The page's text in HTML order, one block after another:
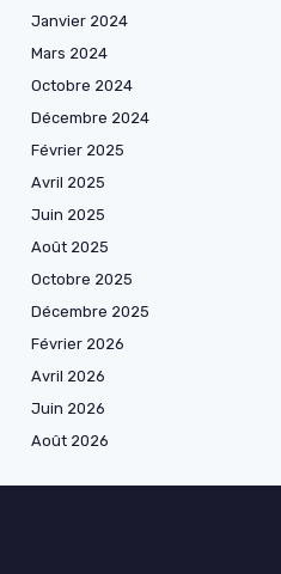
Janvier 2024
Mars 2024
Octobre 2024
Décembre 2024
Février 2025
Avril 2025
Juin 2025
Août 2025
Octobre 2025
Décembre 2025
Février 2026
Avril 2026
Juin 2026
Août 2026